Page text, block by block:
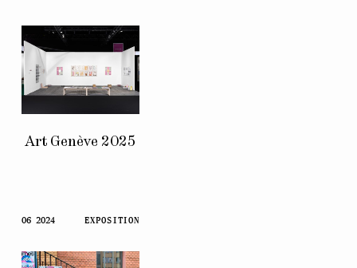
Art Genève 2025
06 2024 EXPOSITION